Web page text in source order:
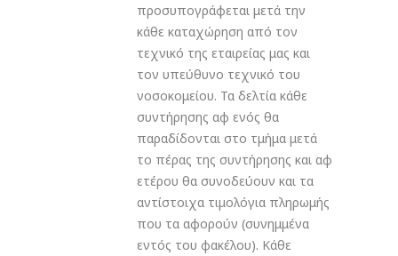
προσυπογράφεται μετά την
κάθε καταχώρηση από τον
τεχνικό της εταιρείας μας και
τον υπεύθυνο τεχνικό του
νοσοκομείου. Τα δελτία κάθε
συντήρησης αφ ενός θα
παραδίδονται στο τμήμα μετά
το πέρας της συντήρησης και αφ
ετέρου θα συνοδεύουν και τα
αντίστοιχα τιμολόγια πληρωμής
που τα αφορούν (συνημμένα
εντός του φακέλου). Κάθε